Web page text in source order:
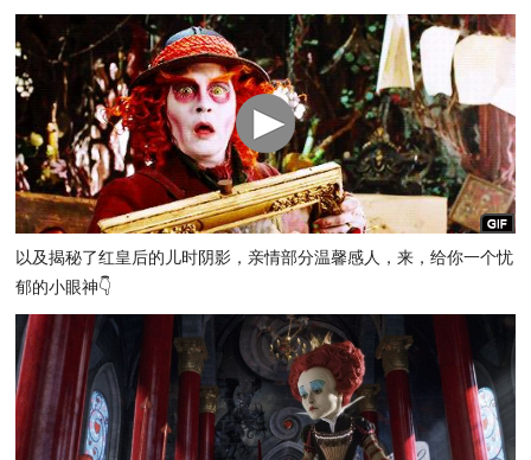
以及揭秘了红皇后的儿时阴影，亲情部分温馨感人，来，给你一个忧
郁的小眼神👇